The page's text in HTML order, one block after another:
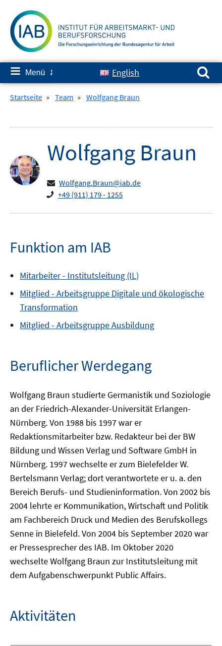
zum
Inhalt
≡ Menü ✘ English
Suchen nach:
Startseite » Team » Wolfgang Braun
Wolfgang Braun
Wolfgang.Braun@iab.de
+49 (911) 179 - 1255
Funktion am IAB
Mitarbeiter - Institutsleitung (IL)
Mitglied - Arbeitsgruppe Digitale und ökologische
Transformation
Mitglied - ArbeitsgruppeAusbildung
Beruflicher Werdegang
Wolfgang Braun studierte Germanistik und Soziologie
an der Friedrich-Alexander-Universität Erlangen-
Nürnberg. Von 1988 bis 1997 war er
Redaktionsmitarbeiter bzw. Redakteur bei der BW
Bildung und Wissen Verlag und Software GmbH in
Nürnberg. 1997 wechselte er zum Bielefelder W.
Bertelsmann Verlag; dort verantwortete er u. a. den
Bereich Berufs- und Studieninformation. Von 2002 bis
2004 lehrte er Kommunikation, Wirtschaft und Politik
am Fachbereich Druck und Medien des Berufskollegs
Senne in Bielefeld. Von 2004 bis September 2020 war
er Pressesprecher des IAB. Im Oktober 2020
wechselte Wolfgang Braun zur Institutsleitung mit
dem Aufgabenschwerpunkt Public Affairs.
Aktivitäten